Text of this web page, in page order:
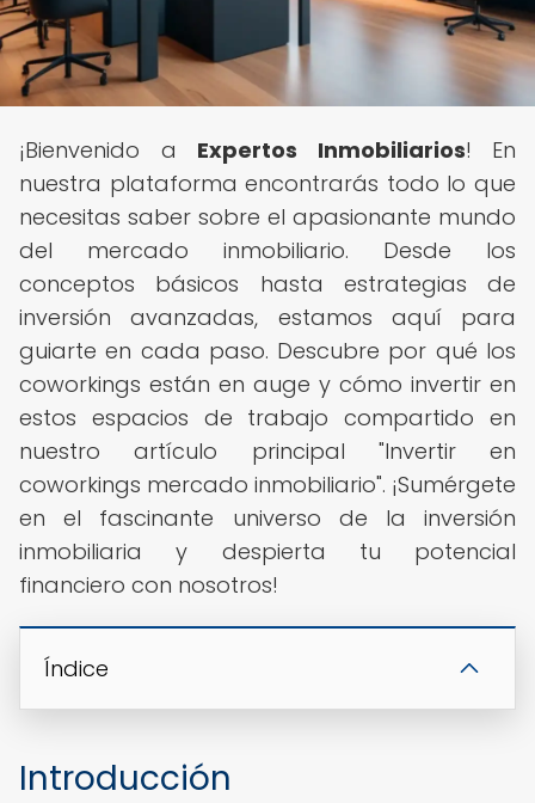
¡Bienvenido a Expertos Inmobiliarios! En
nuestra plataforma encontrarás todo lo que
necesitas saber sobre el apasionante mundo
del mercado inmobiliario. Desde los
conceptos básicos hasta estrategias de
inversión avanzadas, estamos aquí para
guiarte en cada paso. Descubre por qué los
coworkings están en auge y cómo invertir en
estos espacios de trabajo compartido en
nuestro artículo principal "Invertir en
coworkings mercado inmobiliario". ¡Sumérgete
en el fascinante universo de la inversión
inmobiliaria y despierta tu potencial
financiero con nosotros!
Índice
Introducción